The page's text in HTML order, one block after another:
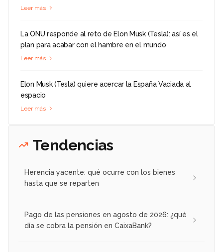
Leer más
La ONU responde al reto de Elon Musk (Tesla): así es el
plan para acabar con el hambre en el mundo
Leer más
Elon Musk (Tesla) quiere acercar la España Vaciada al
espacio
Leer más
Tendencias
Herencia yacente: qué ocurre con los bienes
hasta que se reparten
Pago de las pensiones en agosto de 2026: ¿qué
día se cobra la pensión en CaixaBank?